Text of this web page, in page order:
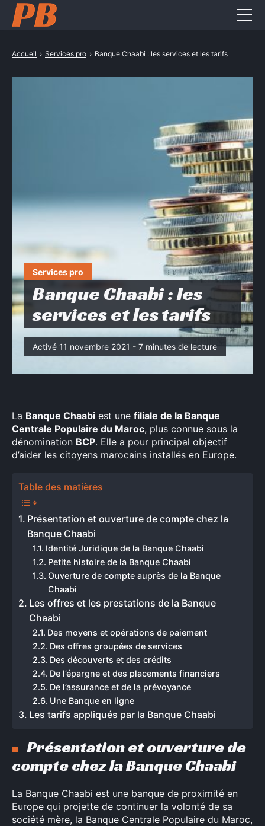
Services pro
Banque Chaabi : les
services et les tarifs
Activé 11 novembre 2021 - 7 minutes de lecture
Accueil › Services pro › Banque Chaabi : les services et les tarifs
La Banque Chaabi est une filiale de la Banque
Centrale Populaire du Maroc, plus connue sous la
dénomination BCP. Elle a pour principal objectif
d’aider les citoyens marocains installés en Europe.
Table des matières
Présentation et ouverture de compte chez la
Banque Chaabi
Identité Juridique de la Banque Chaabi
Petite histoire de la Banque Chaabi
Ouverture de compte auprès de la Banque
Chaabi
Les offres et les prestations de la Banque
Chaabi
Des moyens et opérations de paiement
Des offres groupées de services
Des découverts et des crédits
De l’épargne et des placements financiers
De l’assurance et de la prévoyance
Une Banque en ligne
Les tarifs appliqués par la Banque Chaabi
Présentation et ouverture de
compte chez la Banque Chaabi
La Banque Chaabi est une banque de proximité en
Europe qui projette de continuer la volonté de sa
société mère, la Banque Centrale Populaire du Maroc,